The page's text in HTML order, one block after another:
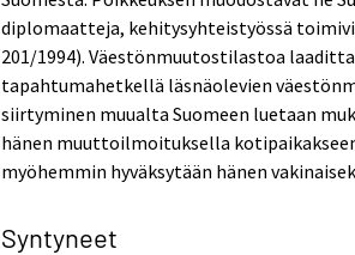
diplomaatteja, kehitysyhteistyössä
201/1994). Väestönmuutostilastoa
tapahtumahetkellä läsnäolevien
siirtyminen muualta Suomeen luetaan
hänen muuttoilmoituksella
myöhemmin hyväksytään hänen
Syntyneet